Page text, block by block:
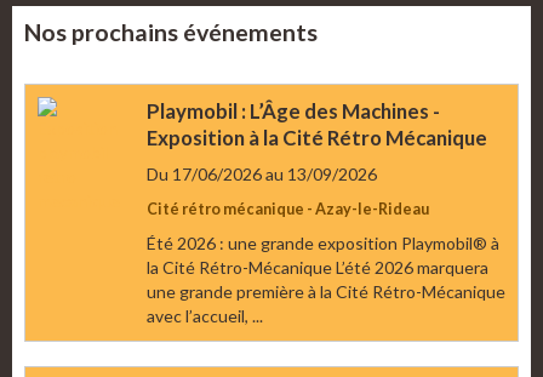
Nos prochains événements
Playmobil : L’Âge des Machines -
Exposition à la Cité Rétro Mécanique
Du 17/06/2026au 13/09/2026
Cité rétro mécanique - Azay-le-Rideau
Été 2026 : une grande exposition Playmobil® à
la Cité Rétro-Mécanique L’été 2026 marquera
une grande première à la Cité Rétro-Mécanique
avec l’accueil, ...